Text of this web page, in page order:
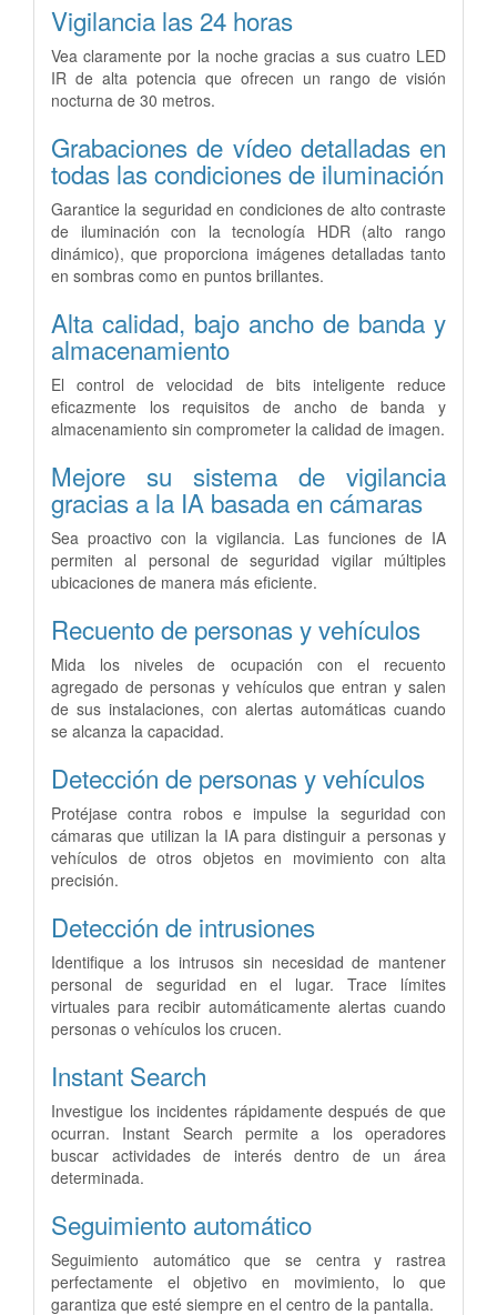
Vigilancia las 24 horas
Vea claramente por la noche gracias a sus cuatro LED
IR de alta potencia que ofrecen un rango de visión
nocturna de 30 metros.
Grabaciones de vídeo detalladas en
todas las condiciones de iluminación
Garantice la seguridad en condiciones de alto contraste
de iluminación con la tecnología HDR (alto rango
dinámico), que proporciona imágenes detalladas tanto
en sombras como en puntos brillantes.
Alta calidad, bajo ancho de banda y
almacenamiento
El control de velocidad de bits inteligente reduce
eficazmente los requisitos de ancho de banda y
almacenamiento sin comprometer la calidad de imagen.
Mejore su sistema de vigilancia
gracias a la IA basada en cámaras
Sea proactivo con la vigilancia. Las funciones de IA
permiten al personal de seguridad vigilar múltiples
ubicaciones de manera más eficiente.
Recuento de personas y vehículos
Mida los niveles de ocupación con el recuento
agregado de personas y vehículos que entran y salen
de sus instalaciones, con alertas automáticas cuando
se alcanza la capacidad.
Detección de personas y vehículos
Protéjase contra robos e impulse la seguridad con
cámaras que utilizan la IA para distinguir a personas y
vehículos de otros objetos en movimiento con alta
precisión.
Detección de intrusiones
Identifique a los intrusos sin necesidad de mantener
personal de seguridad en el lugar. Trace límites
virtuales para recibir automáticamente alertas cuando
personas o vehículos los crucen.
Instant Search
Investigue los incidentes rápidamente después de que
ocurran. Instant Search permite a los operadores
buscar actividades de interés dentro de un área
determinada.
Seguimiento automático
Seguimiento automático que se centra y rastrea
perfectamente el objetivo en movimiento, lo que
garantiza que esté siempre en el centro de la pantalla.